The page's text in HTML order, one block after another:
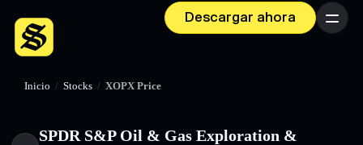
Descargar ahora Menú
Inicio / Stocks / XOPX Price
SPDR S&P Oil & Gas Exploration &